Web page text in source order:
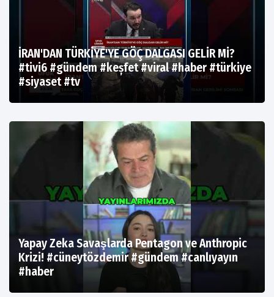
İRAN'DAN TÜRKİYE'YE GÖÇ DALGASI GELİR Mİ?
#tivi6 #gündem #keșfet #viral #haber #türkiye
#siyaset #tv
Yapay Zeka Savaşlarda Pentagon ve Anthropic
Krizi! #cüneytözdemir #gündem #canlıyayın
#haber